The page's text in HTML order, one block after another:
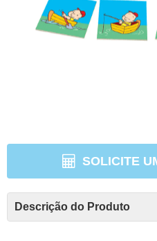
SOLICITE
Descrição do Produto